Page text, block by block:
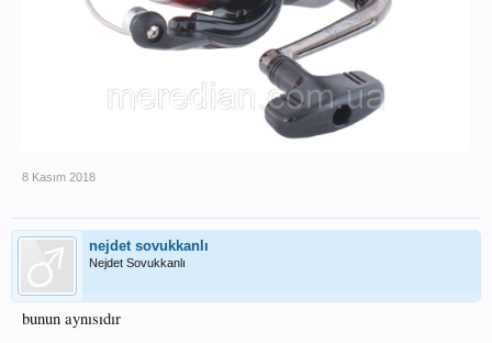
8 Kasım 2018
nejdet sovukkanlı
Nejdet Sovukkanlı
bunun aynısıdır